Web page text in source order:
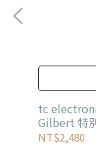
tc
Gilbert 特
NT$2,480